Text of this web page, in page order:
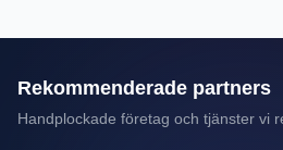
Rekommenderade partners
Handplockade företag och tjänster vi